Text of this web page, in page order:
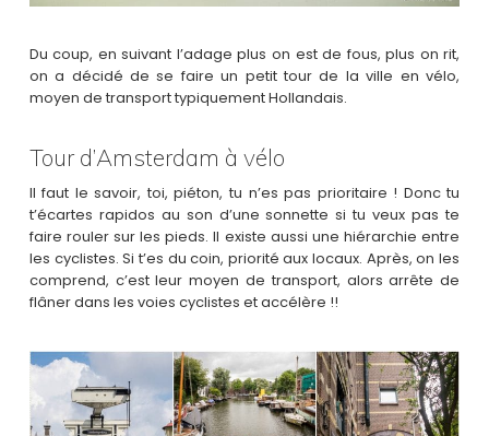
Du coup, en suivant l’adage plus on est de fous, plus on rit,
on a décidé de se faire un petit tour de la ville en vélo,
moyen de transport typiquement Hollandais.
Tour d’Amsterdam à vélo
Il faut le savoir, toi, piéton, tu n’es pas prioritaire ! Donc tu
t’écartes rapidos au son d’une sonnette si tu veux pas te
faire rouler sur les pieds. Il existe aussi une hiérarchie entre
les cyclistes. Si t’es du coin, priorité aux locaux. Après, on les
comprend, c’est leur moyen de transport, alors arrête de
flâner dans les voies cyclistes et accélère !!